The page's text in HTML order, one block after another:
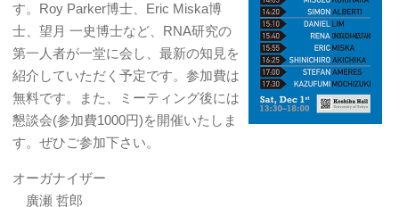
す。Roy Parker博士、Eric Miska博
士、望月 一史博士など、RNA研究の
第一人者が一堂に会し、最新の知見を
紹介していただく予定です。参加費は
無料です。また、ミーティング後には
懇談会(参加費1000円)を開催いたしま
す。ぜひご参加下さい。
オーガナイザー
廣瀬 哲郎